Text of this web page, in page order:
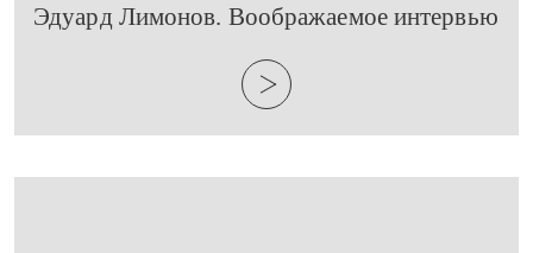
​Эдуард Лимонов. Воображаемое интервью